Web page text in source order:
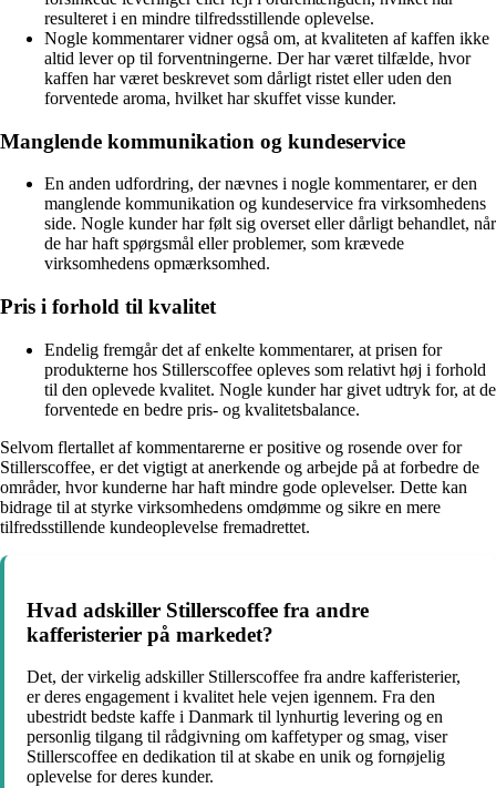
resulteret i en mindre tilfredsstillende oplevelse.
Nogle kommentarer vidner også om, at kvaliteten af kaffen ikke
altid lever op til forventningerne. Der har været tilfælde, hvor
kaffen har været beskrevet som dårligt ristet eller uden den
forventede aroma, hvilket har skuffet visse kunder.
Manglende kommunikation og kundeservice
En anden udfordring, der nævnes i nogle kommentarer, er den
manglende kommunikation og kundeservice fra virksomhedens
side. Nogle kunder har følt sig overset eller dårligt behandlet, når
de har haft spørgsmål eller problemer, som krævede
virksomhedens opmærksomhed.
Pris i forhold til kvalitet
Endelig fremgår det af enkelte kommentarer, at prisen for
produkterne hos Stillerscoffee opleves som relativt høj i forhold
til den oplevede kvalitet. Nogle kunder har givet udtryk for, at de
forventede en bedre pris- og kvalitetsbalance.
Selvom flertallet af kommentarerne er positive og rosende over for
Stillerscoffee, er det vigtigt at anerkende og arbejde på at forbedre de
områder, hvor kunderne har haft mindre gode oplevelser. Dette kan
bidrage til at styrke virksomhedens omdømme og sikre en mere
tilfredsstillende kundeoplevelse fremadrettet.
Hvad adskiller Stillerscoffee fra andre
kafferisterier på markedet?
Det, der virkelig adskiller Stillerscoffee fra andre kafferisterier,
er deres engagement i kvalitet hele vejen igennem. Fra den
ubestridt bedste kaffe i Danmark til lynhurtig levering og en
personlig tilgang til rådgivning om kaffetyper og smag, viser
Stillerscoffee en dedikation til at skabe en unik og fornøjelig
oplevelse for deres kunder.